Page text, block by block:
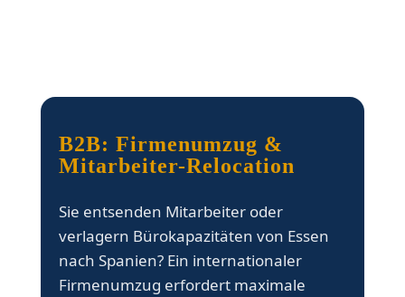
B2B: Firmenumzug &
Mitarbeiter-Relocation
Sie entsenden Mitarbeiter oder
verlagern Bürokapazitäten von Essen
nach Spanien? Ein internationaler
Firmenumzug erfordert maximale